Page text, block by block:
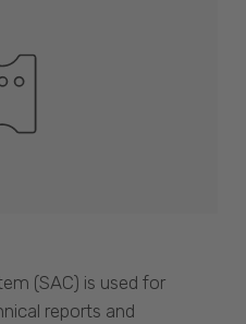
(SAC) is used for
reports and